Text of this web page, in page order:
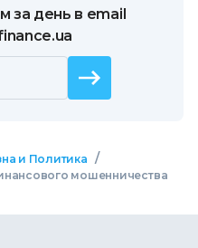
за день в email
и Политика /
мошенничества